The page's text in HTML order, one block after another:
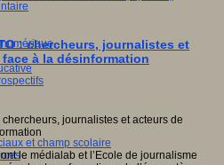
et champ scolaire
: chercheurs, journalistes et
à la désinformation
le médialab et l’Ecole de journalisme